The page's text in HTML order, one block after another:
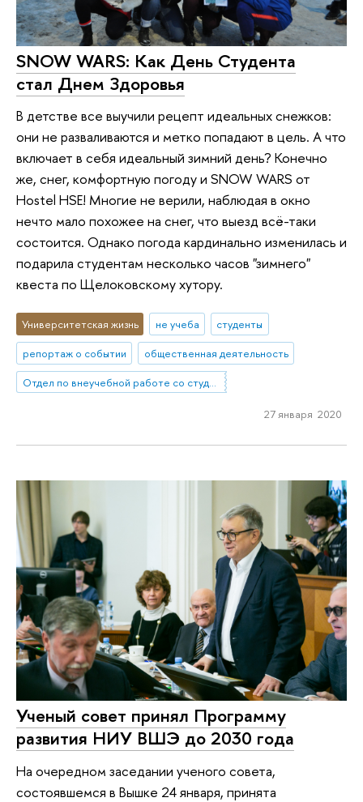
SNOW WARS: Как День Студента
стал Днем Здоровья
В детстве все выучили рецепт идеальных снежков:
они не разваливаются и метко попадают в цель. А что
включает в себя идеальный зимний день? Конечно
же, снег, комфортную погоду и SNOW WARS от
Hostel HSE! Многие не верили, наблюдая в окно
нечто мало похожее на снег, что выезд всё-таки
состоится. Однако погода кардинально изменилась и
подарила студентам несколько часов "зимнего"
квеста по Щелоковскому хутору.
Университетская жизнь не учеба
студенты
репортаж о событии
общественная деятельность
27 января 2020
Ученый совет принял Программу
развития НИУ ВШЭ до 2030 года
На очередном заседании ученого совета,
состоявшемся в Вышке 24 января, принята